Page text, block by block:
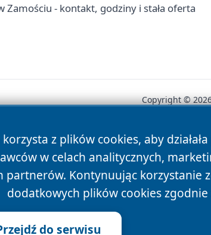
Zamościu - kontakt, godziny i stała oferta
z plików cookies, aby
w celach analitycznych,
partnerów. Kontynuując korzystanie
dodatkowych plików cookies zgodnie
do serwisu
Copyright ©
News Autorzy